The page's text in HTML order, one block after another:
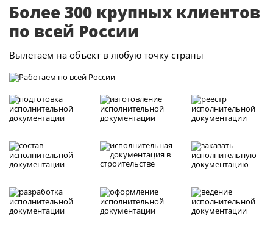
Более 300 крупных клиентов
по всей России
Вылетаем на объект в любую точку страны